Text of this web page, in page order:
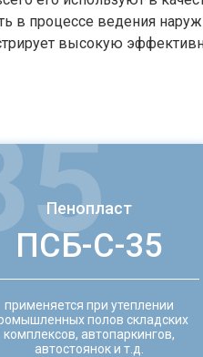
в процессе ведения
высокую
Пенопласт
ПСБ-С-35
применяется при утеплении
полов складских
комплексов, автопаркингов,
автостоянок и т.д.